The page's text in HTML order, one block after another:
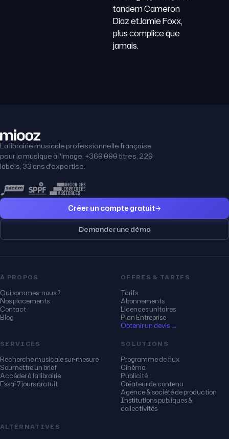
tandem Cameron
Diaz etJamie Foxx,
plus complice que
jamais.
La librairie musicale professionnelle française
pour la musique à l'image. +360 000 titres, 220
labels, 33 ans d'expertise.
Créer un compte gratuit
Demander une démo
À PROPOS
Qui sommes-nous ?
Nos placements
Contact
Blog
OFFRES & TARIFS
Tarifs
Abonnements
Licences unitaires
Plan Entreprise
Obtenir un devis →
SERVICES
Recherche musicale sur-mesure
Soumettre un brief
Accéder à la librairie
Essai 7 jours gratuit
SOLUTIONS
Programme de flux
Cinéma
Publicité
Créateur de contenu
Agence & société de production
Institutions publiques &
collectivités
ALTERNATIVES